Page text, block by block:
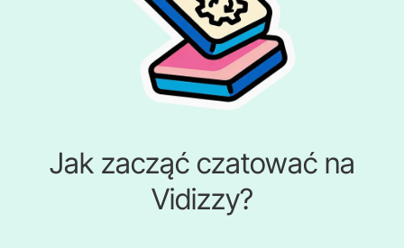
Jak zacząć czatować na
Vidizzy?